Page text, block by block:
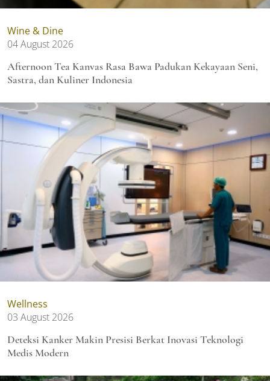
Wine & Dine
04 August 2026
Afternoon Tea Kanvas Rasa Bawa Padukan Kekayaan Seni,
Sastra, dan Kuliner Indonesia
Wellness
03 August 2026
Deteksi Kanker Makin Presisi Berkat Inovasi Teknologi
Medis Modern